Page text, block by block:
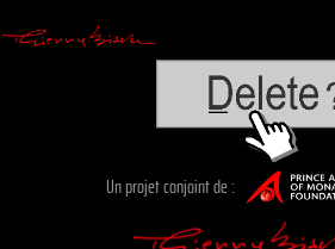
Un projet conjoint de :